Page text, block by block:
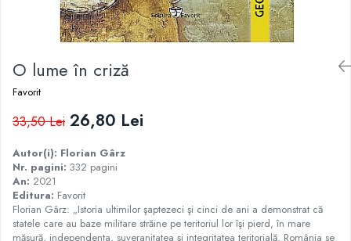
Istorie/Critica
Jurnale/Memorii
Manuale scolare/Cursuri
Medicină
Politică/Geopolitică
Proză
Psihologie
Sociologie
O lume în criză
Favorit
33,50 Lei 26,80 Lei
Autor(i): Florian Gârz
Nr. pagini: 332 pagini
An: 2021
Editura: Favorit
Florian Gârz: „Istoria ultimilor şaptezeci şi cinci de ani a demonstrat că
statele care au baze militare străine pe teritoriul lor îşi pierd, în mare
măsură, independenţa, suveranitatea şi integritatea teritorială. România se